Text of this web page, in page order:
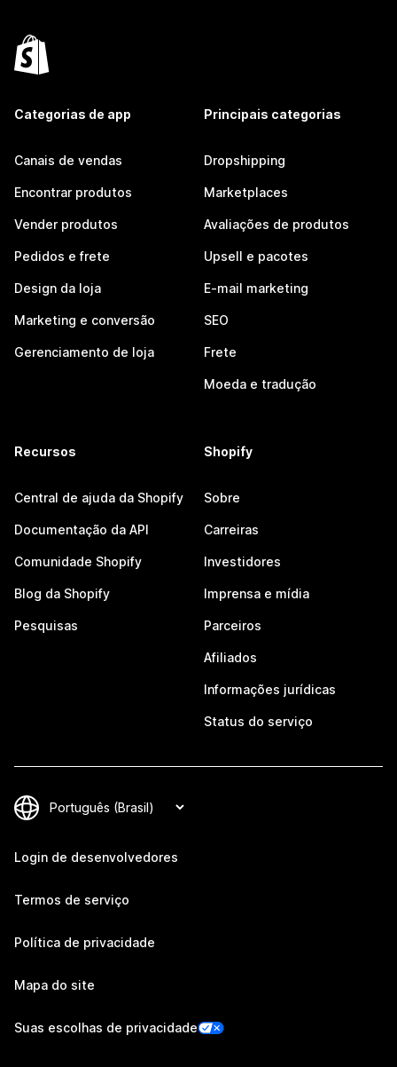
Categorias de app
Canais de vendas
Encontrar produtos
Vender produtos
Pedidos e frete
Design da loja
Marketing e conversão
Gerenciamento de loja
Principais categorias
Dropshipping
Marketplaces
Avaliações de produtos
Upsell e pacotes
E-mail marketing
SEO
Frete
Moeda e tradução
Recursos
Central de ajuda da Shopify
Documentação da API
Comunidade Shopify
Blog da Shopify
Pesquisas
Shopify
Sobre
Carreiras
Investidores
Imprensa e mídia
Parceiros
Afiliados
Informações jurídicas
Status do serviço
Login de desenvolvedores
Termos de serviço
Política de privacidade
Mapa do site
Suas escolhas de privacidade